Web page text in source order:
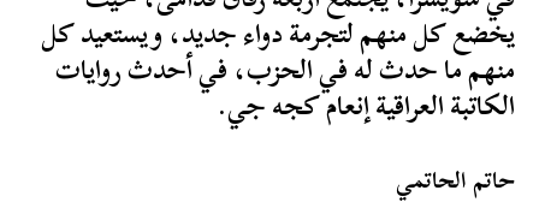
يخضع كل منهم لتجرمة دواء جديد، ويستعيد كل
منهم ما حدث له في الحزب، في أحدث روايات
الكاتبة العراقية إنعام كجه جي.
حاتم الحاتمي